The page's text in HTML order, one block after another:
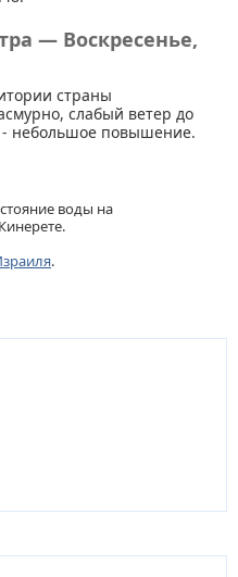
— Воскресенье,
страны
слабый ветер до
- небольшое повышение.
воды на
.